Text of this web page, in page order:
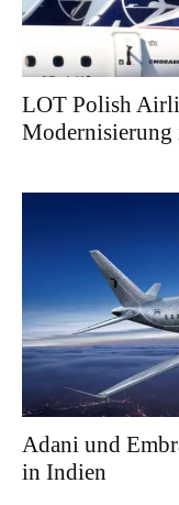
LOT Polish
Modernisierung
Adani und
in Indien